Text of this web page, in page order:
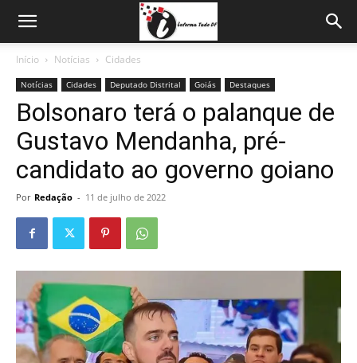
Início Notícias Cidades
Notícias Cidades Deputado Distrital Goiás Destaques
Bolsonaro terá o palanque de
Gustavo Mendanha, pré-
candidato ao governo goiano
Por Redação - 11 de julho de 2022